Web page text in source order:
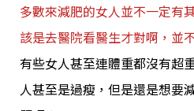
多數來減肥的女人並不一定有
該是去醫院看醫生才對啊，並
有些女人甚至連體重都沒有超
人甚至是過瘦，但是還是想要